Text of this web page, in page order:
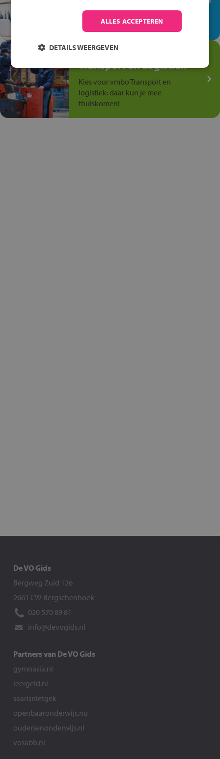
op de winkelvloer, waar elke dag
anders is!
Jouw talent in de
Transport en Logistiek
Kies voor vmbo Transport en
logistiek: daar kun je mee
thuiskomen!
De VO Gids
Bergweg Zuid 126
2661 CW Bergschenhoek
020 570 89 81
info@devogids.nl
Partners van De VO Gids
gymnasia.nl
leergeld.nl
saarisnietgek
openbaaronderwijs.nu
oudersenonderwijs.nl
vosabb.nl
ALLES ACCEPTEREN
DETAILS WEERGEVEN